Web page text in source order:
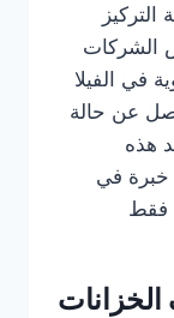
التركيز
الشركات
في الفيلا
عن حالة
هذه
خبرة في
فقط